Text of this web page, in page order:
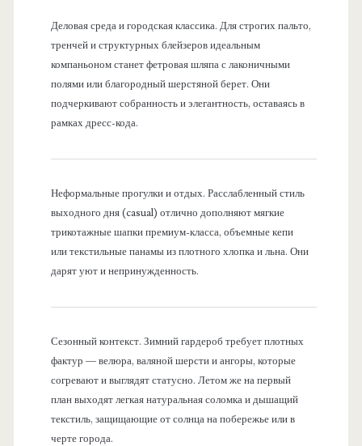
Деловая среда и городская классика. Для строгих пальто,
тренчей и структурных блейзеров идеальным
компаньоном станет фетровая шляпа с лаконичными
полями или благородный шерстяной берет. Они
подчеркивают собранность и элегантность, оставаясь в
рамках дресс-кода.
Неформальные прогулки и отдых. Расслабленный стиль
выходного дня (casual) отлично дополняют мягкие
трикотажные шапки премиум-класса, объемные кепи
или текстильные панамы из плотного хлопка и льна. Они
дарят уют и непринужденность.
Сезонный контекст. Зимний гардероб требует плотных
фактур — велюра, валяной шерсти и ангоры, которые
согревают и выглядят статусно. Летом же на первый
план выходят легкая натуральная соломка и дышащий
текстиль, защищающие от солнца на побережье или в
черте города.